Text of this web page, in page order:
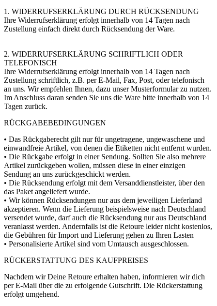
1. WIDERRUFSERKLÄRUNG DURCH RÜCKSENDUNG
Ihre Widerrufserklärung erfolgt innerhalb von 14 Tagen nach
Zustellung einfach direkt durch Rücksendung der Ware.
2. WIDERRUFSERKLÄRUNG SCHRIFTLICH ODER
TELEFONISCH
Ihre Widerrufserklärung erfolgt innerhalb von 14 Tagen nach
Zustellung schriftlich, z.B. per E-Mail, Fax, Post, oder telefonisch
an uns. Wir empfehlen Ihnen, dazu unser Musterformular zu nutzen.
Im Anschluss daran senden Sie uns die Ware bitte innerhalb von 14
Tagen zurück.
RÜCKGABEBEDINGUNGEN
• Das Rückgaberecht gilt nur für ungetragene, ungewaschene und
einwandfreie Artikel, von denen die Etiketten nicht entfernt wurden.
• Die Rückgabe erfolgt in einer Sendung. Sollten Sie also mehrere
Artikel zurückgeben wollen, müssen diese in einer einzigen
Sendung an uns zurückgeschickt werden.
• Die Rücksendung erfolgt mit dem Versanddienstleister, über den
das Paket angeliefert wurde.
• Wir können Rücksendungen nur aus dem jeweiligen Lieferland
akzeptieren. Wenn die Lieferung beispielsweise nach Deutschland
versendet wurde, darf auch die Rücksendung nur aus Deutschland
veranlasst werden. Andernfalls ist die Retoure leider nicht kostenlos,
die Gebühren für Import und Lieferung gehen zu Ihren Lasten
• Personalisierte Artikel sind vom Umtausch ausgeschlossen.
RÜCKERSTATTUNG DES KAUFPREISES
Nachdem wir Deine Retoure erhalten haben, informieren wir dich
per E-Mail über die zu erfolgende Gutschrift. Die Rückerstattung
erfolgt umgehend.